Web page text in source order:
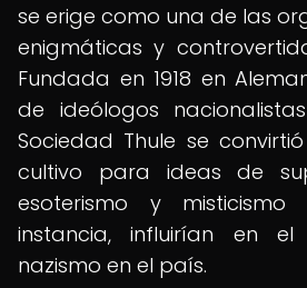
se erige como una de las
enigmáticas y
Fundada en 1918 en
de ideólogos
Sociedad Thule se
cultivo para ideas de
esoterismo y
instancia, influirían en el
nazismo en el país.